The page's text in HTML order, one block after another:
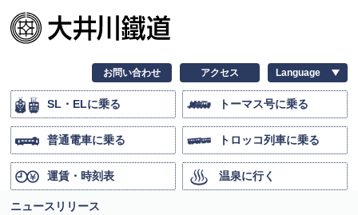
お問い合わせ アクセス
SL・ELに乗る トーマス号に乗る
普通電車に乗る トロッコ列車に乗る
運賃・時刻表 温泉に行く
ニュースリリース